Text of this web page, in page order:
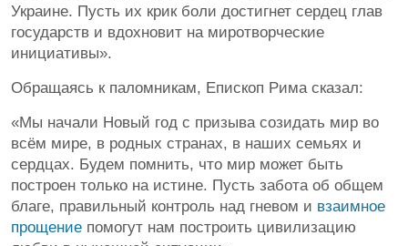
Украине. Пусть их крик боли достигнет сердец глав
государств и вдохновит на миротворческие
инициативы».
Обращаясь к паломникам, Епископ Рима сказал:
«Мы начали Новый год с призыва созидать мир во
всём мире, в родных странах, в наших семьях и
сердцах. Будем помнить, что мир может быть
построен только на истине. Пусть забота об общем
благе, правильный контроль над гневом и взаимное
прощение помогут нам построить цивилизацию